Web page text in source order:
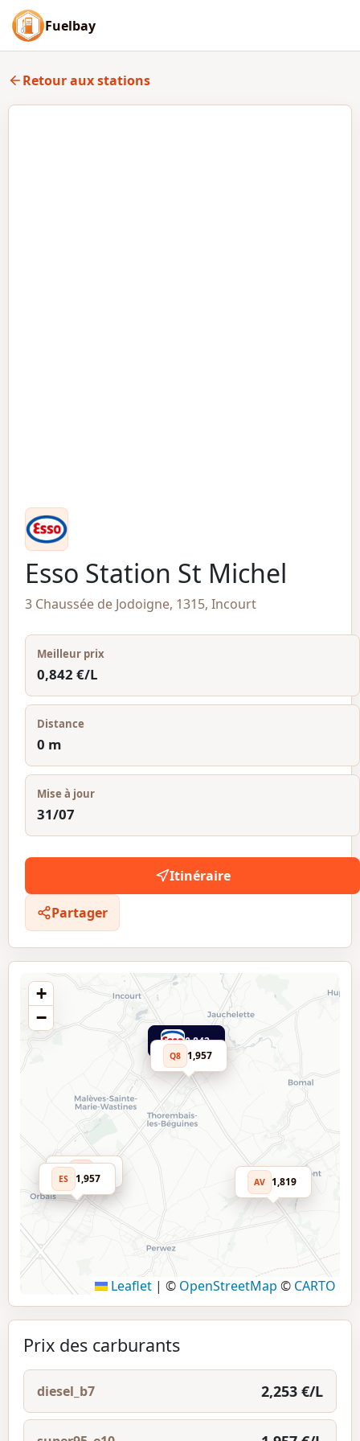
Fuelbay
Retour aux stations
Esso Station St Michel
3 Chaussée de Jodoigne, 1315, Incourt
Meilleur prix
0,842 €/L
Distance
0 m
Mise à jour
31/07
Itinéraire
Partager
0,842
Q8 1,957
AV 1,819
DA
ES 1,957
+
−
Leaflet | © OpenStreetMap © CARTO
Prix des carburants
diesel_b7 2,253 €/L